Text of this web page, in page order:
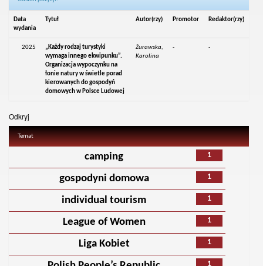
Data
wydania
Tytuł Autor(rzy) Promotor Redaktor(rzy)
2025
„Każdy rodzaj turystyki
wymaga innego ekwipunku”.
Organizacja wypoczynku na
łonie natury w świetle porad
kierowanych do gospodyń
domowych w Polsce Ludowej
Żurawska,
Karolina
- -
Odkryj
Temat
1
camping
1
gospodyni domowa
1
individual tourism
1
League of Women
1
Liga Kobiet
1